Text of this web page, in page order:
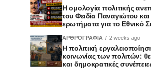
Η ομολογία πολιτικής
του Φειδία Παναγιώτου και
ερωτήματα για το Εθνικό
ΑΡΘΡΟΓΡΑΦΙΑ 2 weeks ago
Η πολιτική
κοινωνίας των πολιτών:
και δημοκρατικές